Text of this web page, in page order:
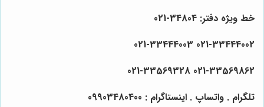
خط ویژه دفتر: 34804-021
021-33444002 021-33444003
021-33569862 021-33569328
تلگرام . واتساپ . اینستاگرام : 09903480400